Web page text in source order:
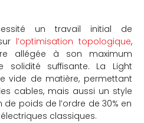
un travail initial de
l’optimisation topologique,
allégée à son maximum
solidité suffisante. La Light
vide de matière, permettant
cables, mais aussi un style
poids de l’ordre de 30% en
classiques.